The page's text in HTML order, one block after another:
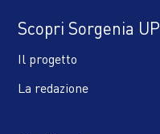
Scopri Sorgenia UP
Il progetto
La redazione